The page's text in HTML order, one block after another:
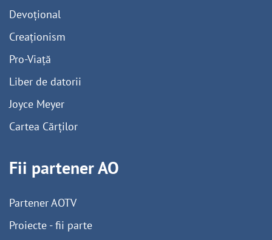
Devoțional
Creaționism
Pro-Viață
Liber de datorii
Joyce Meyer
Cartea Cărților
Fii partener AO
Partener AOTV
Proiecte - fii parte